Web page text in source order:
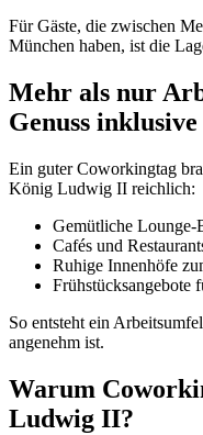
Für Gäste, die zwischen
München haben, ist die
Mehr als nur
Genuss inklusive
Ein guter Coworkingtag
König Ludwig II reichlich:
Gemütliche
Cafés und
Ruhige Innenhöfe
Frühstücksangebote
So entsteht ein
angenehm ist.
Warum
Ludwig II?